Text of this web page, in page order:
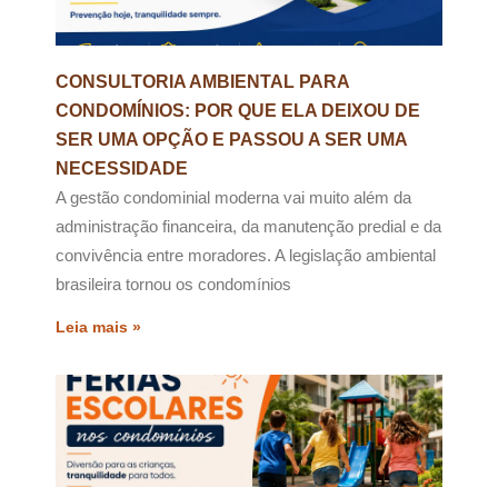
CONSULTORIA AMBIENTAL PARA
CONDOMÍNIOS: POR QUE ELA DEIXOU DE
SER UMA OPÇÃO E PASSOU A SER UMA
NECESSIDADE
A gestão condominial moderna vai muito além da
administração financeira, da manutenção predial e da
convivência entre moradores. A legislação ambiental
brasileira tornou os condomínios
Leia mais »